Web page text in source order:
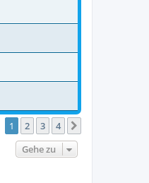
1 2 3 4
Gehe zu